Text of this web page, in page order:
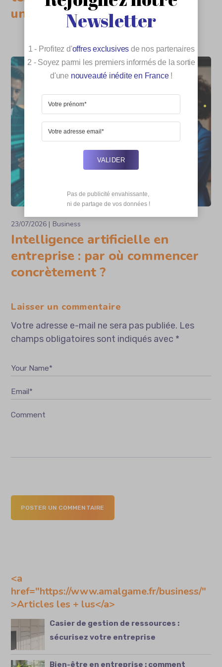
un média vraiment utile
23/07/2026 Business
Intelligence artificielle en
entreprise : par où commencer
concrètement ?
Laisser un commentaire
Votre adresse e-mail ne sera pas publiée. Les
champs obligatoires sont indiqués avec *
Your Name*
Email*
Comment
POSTER UN COMMENTAIRE
<a
href="https://www.amalgame.fr/business/"
>Articles les + lus</a>
Casier de gestion de ressources :
sécurisez votre entreprise
Bien-être en entreprise : comment
Newsletter
1 - Profitez d'offres exclusives de nos partenaires
2 - Soyez parmi les premiers informés de la sortie
d'une nouveauté inédite en France!
VALIDER
Pas de publicité envahissante,
ni de partage de vos données !